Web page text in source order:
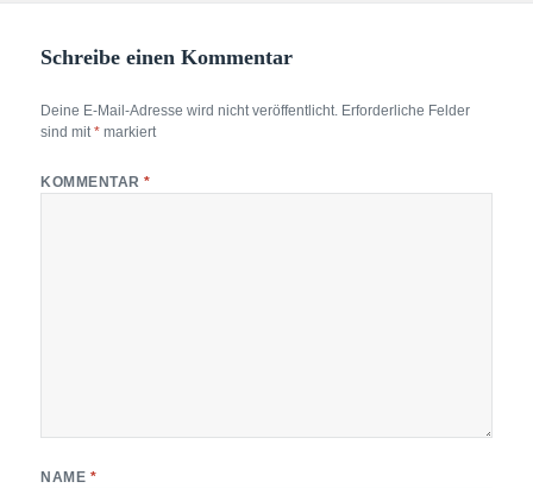
Schreibe einen Kommentar
Deine E-Mail-Adresse wird nicht veröffentlicht. Erforderliche Felder
sind mit* markiert
KOMMENTAR*
NAME *